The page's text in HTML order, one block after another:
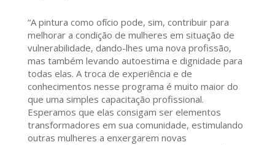
“A pintura como ofício pode, sim, contribuir para
melhorar a condição de mulheres em situação de
vulnerabilidade, dando-lhes uma nova profissão,
mas também levando autoestima e dignidade para
todas elas. A troca de experiência e de
conhecimentos nesse programa é muito maior do
que uma simples capacitação profissional.
Esperamos que elas consigam ser elementos
transformadores em sua comunidade, estimulando
outras mulheres a enxergarem novas